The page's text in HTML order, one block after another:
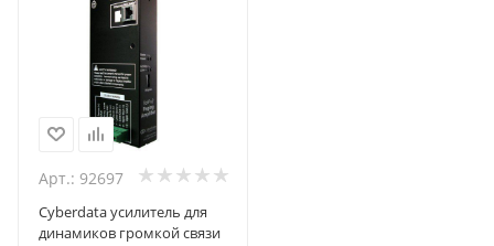
Арт.: 92697
Cyberdata усилитель для
динамиков громкой связи